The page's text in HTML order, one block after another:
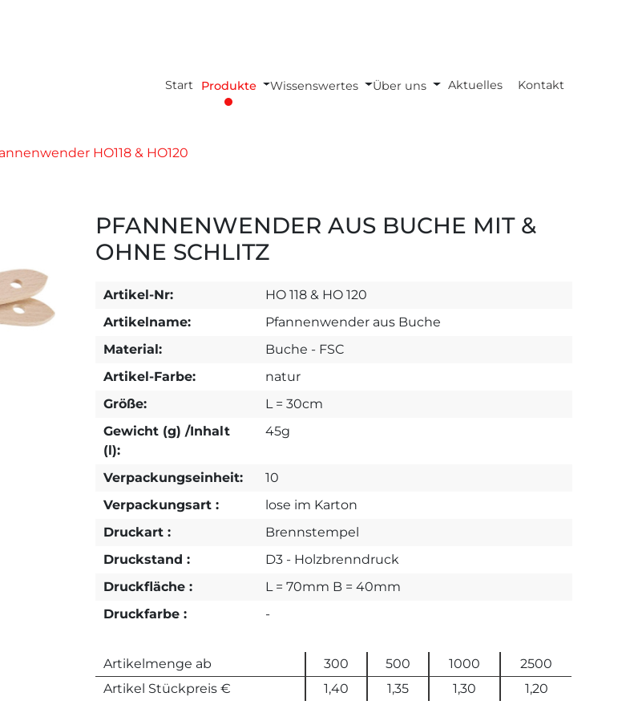
Start Produkte Wissenswertes Über uns Aktuelles Kontakt
HO118 & HO120
PFANNENWENDER AUS BUCHE MIT &
OHNE SCHLITZ
Artikel-Nr:
HO 118 & HO 120
Artikelname:
Pfannenwender aus Buche
Material:
Buche - FSC
Artikel-Farbe:
natur
Größe:
L = 30cm
Gewicht (g) /Inhalt
(l):
45g
Verpackungseinheit:
10
Verpackungsart :
lose im Karton
Druckart :
Brennstempel
Druckstand :
D3 - Holzbrenndruck
Druckfläche :
L = 70mm B = 40mm
Druckfarbe :
-
Artikelmenge ab 300 500 1000
2500
Artikel Stückpreis €
1,40 1,35 1,30 1,20